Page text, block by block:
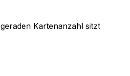
Kartenanzahl sitzt